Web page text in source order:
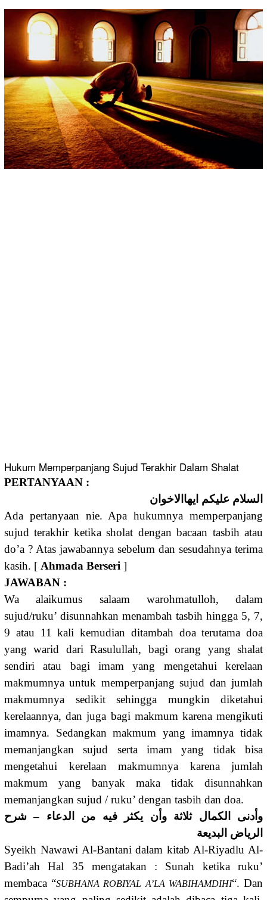
Hukum Memperpanjang Sujud Terakhir Dalam Shalat
PERTANYAAN :
السلام عليكم ايهاالاخوان
Ada pertanyaan nie. Apa hukumnya memperpanjang
sujud terakhir ketika sholat dengan bacaan tasbih atau
do’a ? Atas jawabannya sebelum dan sesudahnya terima
kasih. [ Ahmada Berseri ]
JAWABAN :
Wa alaikumus salaam warohmatulloh, dalam
sujud/ruku’ disunnahkan menambah tasbih hingga 5, 7,
9 atau 11 kali kemudian ditambah doa terutama doa
yang warid dari Rasulullah, bagi orang yang shalat
sendiri atau bagi imam yang mengetahui kerelaan
makmumnya untuk memperpanjang sujud dan jumlah
makmumnya sedikit sehingga mungkin diketahui
kerelaannya, dan juga bagi makmum karena mengikuti
imamnya. Sedangkan makmum yang imamnya tidak
memanjangkan sujud serta imam yang tidak bisa
mengetahui kerelaan makmumnya karena jumlah
makmum yang banyak maka tidak disunnahkan
memanjangkan sujud / ruku’ dengan tasbih dan doa.
وأدنى الكمال ثلاثة وأن يكثر فيه من الدعاء – شرح
الرياض البديعة
Syeikh Nawawi Al-Bantani dalam kitab Al-Riyadlu Al-
Badi’ah Hal 35 mengatakan : Sunah ketika ruku’
membaca “SUBHANA ROBIYAL A’LA WABIHAMDIHI“. Dan